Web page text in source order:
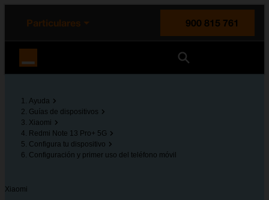
principal
la página
Particulares
900 815 761
Ayuda
Guías de dispositivos
Xiaomi
Redmi Note 13 Pro+ 5G
Configura tu dispositivo
Configuración y primer uso del teléfono móvil
Xiaomi